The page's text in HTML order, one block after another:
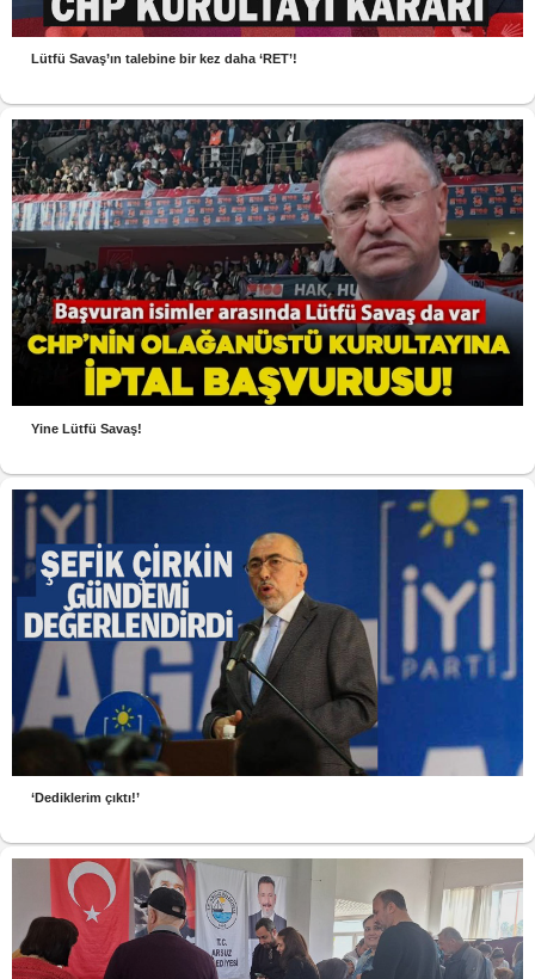
Lütfü Savaş’ın talebine bir kez daha ‘RET’!
Yine Lütfü Savaş!
‘Dediklerim çıktı!’